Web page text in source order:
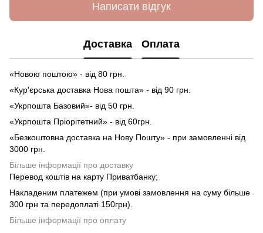
Написати відгук
Доставка Оплата
«Новою поштою» - від 80 грн.
«Кур'єрська доставка Нова пошта» - від 90 грн.
«Укрпошта Базовий»- від 50 грн.
«Укрпошта Пріорітетний» - від 60грн.
«Безкоштовна доставка на Нову Пошту» - при замовленні від
3000 грн.
Більше інформації про доставку
Перевод коштів на карту Приватбанку;
Накладеним платежем (при умові замовлення на суму більше
300 грн та передоплаті 150грн).
Більше інформації про оплату